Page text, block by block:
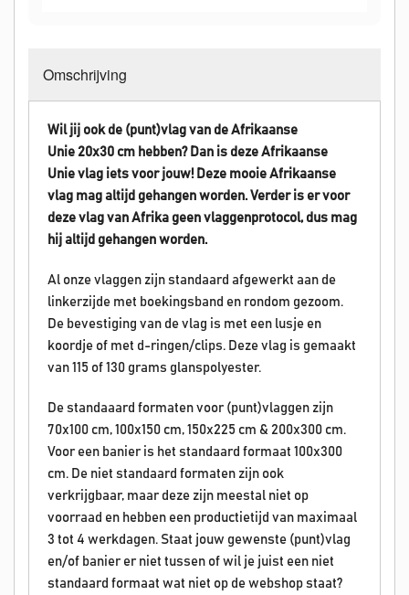
Omschrijving
Wil jij ook de (punt)vlag van de Afrikaanse
Unie 20x30 cm hebben? Dan is deze Afrikaanse
Unie vlag iets voor jouw! Deze mooie Afrikaanse
vlag mag altijd gehangen worden. Verder is er voor
deze vlag van Afrika geen vlaggenprotocol, dus mag
hij altijd gehangen worden.
Al onze vlaggen zijn standaard afgewerkt aan de
linkerzijde met boekingsband en rondom gezoom.
De bevestiging van de vlag is met een lusje en
koordje of met d-ringen/clips. Deze vlag is gemaakt
van 115 of 130 grams glanspolyester.
De standaaard formaten voor (punt)vlaggen zijn
70x100 cm, 100x150 cm, 150x225 cm & 200x300 cm.
Voor een banier is het standaard formaat 100x300
cm. De niet standaard formaten zijn ook
verkrijgbaar, maar deze zijn meestal niet op
voorraad en hebben een productietijd van maximaal
3 tot 4 werkdagen. Staat jouw gewenste (punt)vlag
en/of banier er niet tussen of wil je juist een niet
standaard formaat wat niet op de webshop staat?